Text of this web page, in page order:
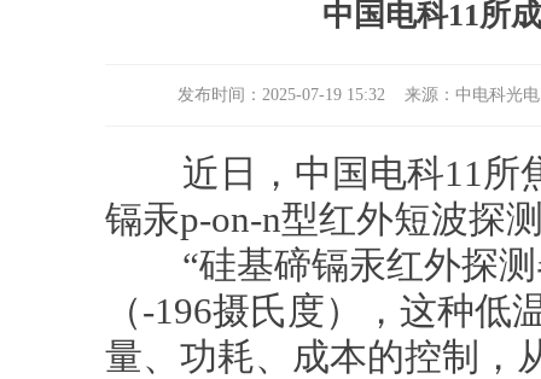
中国电科11所
发布时间：2025-07-19 15:32 来源：中电科光
近日，中国电科11所
镉汞p-on-n型红外短波探
“硅基碲镉汞红外探测
（-196摄氏度），这种
量、功耗、成本的控制，